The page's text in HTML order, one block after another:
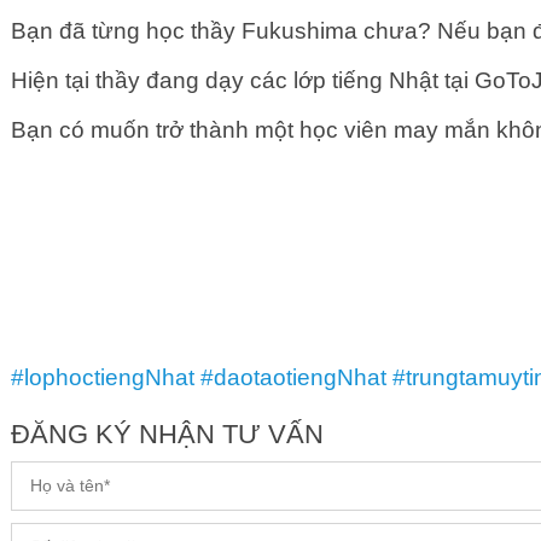
Bạn đã từng học thầy Fukushima chưa? Nếu bạn
Hiện tại thầy đang dạy các lớp tiếng Nhật tại
Bạn có muốn trở thành một học viên may mắn
#lophoctiengNhat #daotaotiengNhat
ĐĂNG KÝ NHẬN TƯ VẤN